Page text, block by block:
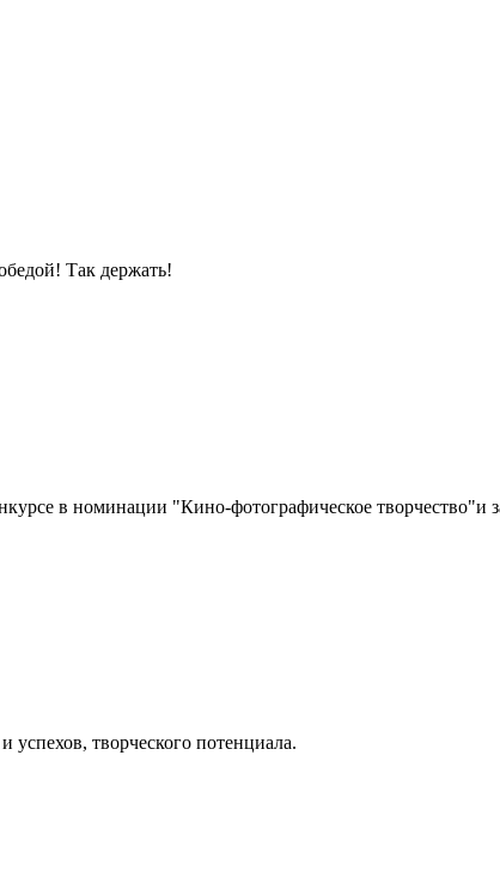
Так держать!
в номинации "Кино-фотографическое творчество"и
творческого потенциала.